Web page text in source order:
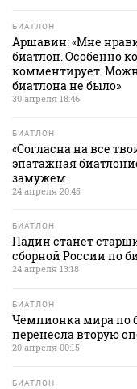
БИАТЛОН
Аршавин: «Мне
биатлон. Особенно
комментирует.
биатлона не было»
30 апреля 18:46
БИАТЛОН
«Согласна на все
эпатажная
замужем
24 апреля 20:45
БИАТЛОН
Падин станет
сборной России по
24 апреля 13:18
БИАТЛОН
Чемпионка мира по
перенесла вторую
20 апреля 00:15
БИАТЛОН